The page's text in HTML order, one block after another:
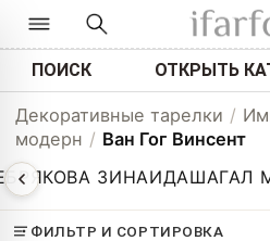
ПОИСК ОТКРЫТЬ
Декоративные тарелки /
модерн / Ван Гог Винсент
ЗИНАИДАШАГАЛ
ФИЛЬТР И СОРТИРОВКА